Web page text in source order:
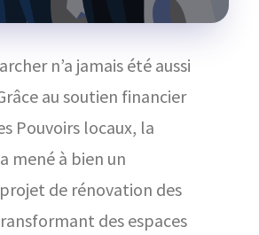
n’a jamais été aussi
au soutien financier
Pouvoirs locaux, la
mené à bien un
de rénovation des
des espaces